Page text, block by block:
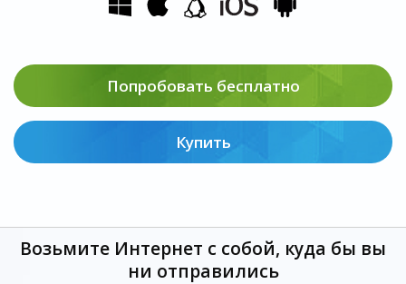
Попробовать бесплатно
Купить
Возьмите Интернет с собой, куда бы вы
ни отправились